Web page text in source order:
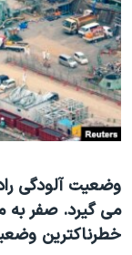
فرهنگ و زندگی
حقوق شهروندی
اقتصادی
علم و فناوری
گالری عکس
آرشیو پخش زنده
مستندها
انتخابات ریاست
حمله جمهوری
رمز مهسا
اعتراضات زن،
مجموعه
تریبونال مردمی آبان
دنبال کنید
زبانهای
خطرناکترین